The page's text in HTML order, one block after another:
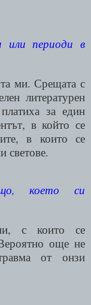
или периоди в
ми. Срещата с
литературен
за един
в който се
в които се
светове.
което си
с които се
още не
от онзи